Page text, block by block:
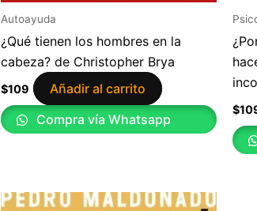
Autoayuda
¿Qué tienen los hombres en la
cabeza? de Christopher Brya
$109
Añadir al carrito
Compra vía Whatsapp
$